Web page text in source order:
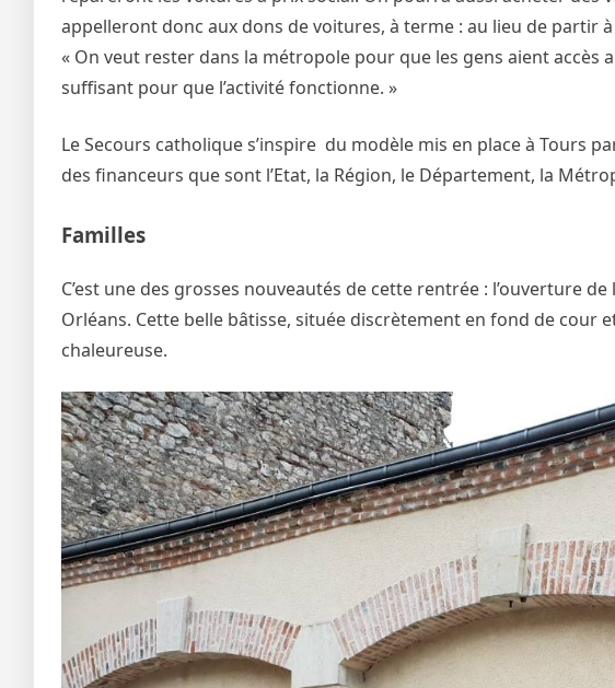
appelleront donc aux dons de voitures, à terme : au lieu de partir
« On veut rester dans la métropole pour que les gens aient
suffisant pour que l’activité fonctionne. »
Le Secours catholique s’inspire du modèle mis en place à Tours
des financeurs que sont l’Etat, la Région, le Département, la
Familles
C’est une des grosses nouveautés de cette rentrée : l’ouverture
Orléans. Cette belle bâtisse, située discrètement en fond de cour
chaleureuse.